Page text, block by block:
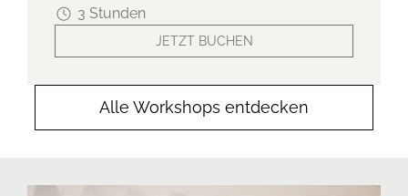
3 Stunden
JETZT BUCHEN
Alle Workshops entdecken